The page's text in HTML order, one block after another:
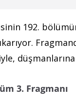
192.
3. Fragmanı